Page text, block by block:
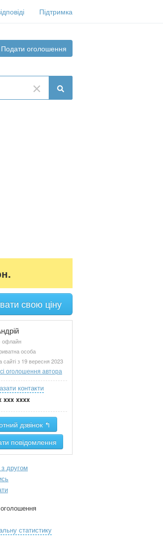
Підтримка
Подати оголошення
свою ціну
офлайн
особа
сайті з 19 вересня 2023
оголошення автора
контакти
xxx xxxx
дзвінок ↰
повідомлення
другом
статистику